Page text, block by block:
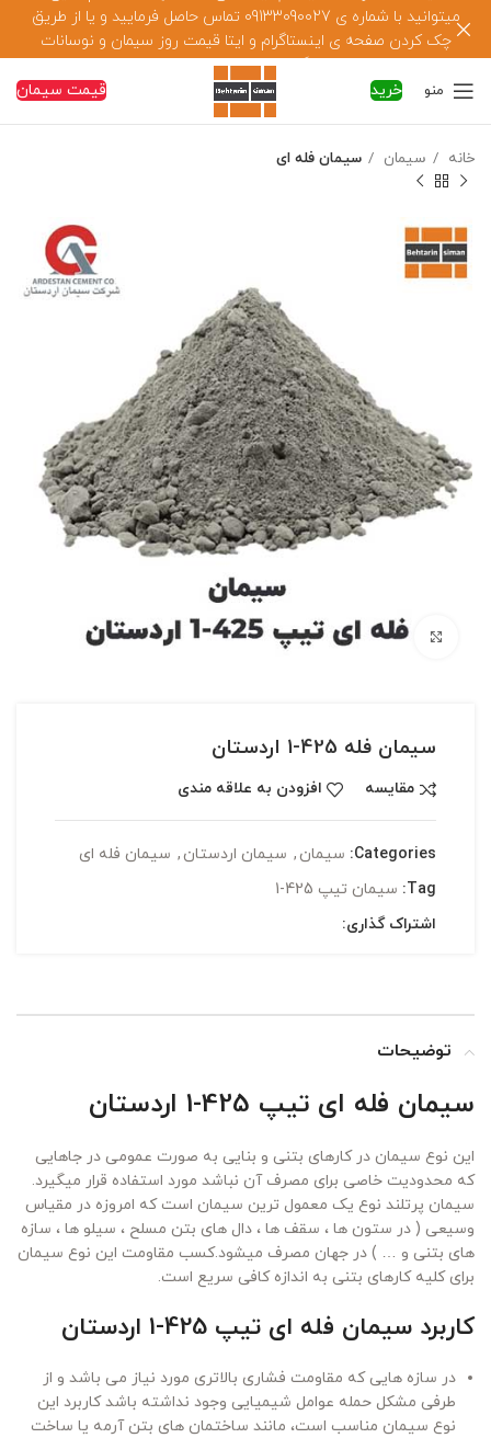
منو خرید قیمت سیمان
خانه سیمان سیمان فله ای
بزرگنمایی تصویر
سیمان فله 425-1 اردستان
مقایسه افزودن به علاقه مندی
Categories: سیمان, سیمان اردستان, سیمان فله ای
Tag: سیمان تیپ 425-1
اشتراک گذاری:
توضیحات
سیمان فله ای تیپ 425-1 اردستان
این نوع سیمان در کارهای بتنی و بنایی به صورت عمومی در جاهایی
که محدودیت خاصی برای مصرف آن نباشد مورد استفاده قرار میگیرد.
سیمان پرتلند نوع یک معمول ترین سیمان است که امروزه در مقیاس
وسیعی ( در ستون ها ، سقف ها ، دال های بتن مسلح ، سیلو ها ، سازه
های بتنی و … ) در جهان مصرف میشود.کسب مقاومت این نوع سیمان
برای کلیه کارهای بتنی به اندازه کافی سریع است.
کاربرد سیمان فله ای تیپ 425-1 اردستان
در سازه هایی که مقاومت فشاری بالاتری مورد نیاز می باشد و از
طرفی مشکل حمله عوامل شیمیایی وجود نداشته باشد کاربرد این
نوع سیمان مناسب است، مانند ساختمان های بتن آرمه یا ساخت
میتوانید با شماره ی 09133090027 تماس حاصل فرمایید و یا از طریق
چک کردن صفحه ی اینستاگرام و ایتا قیمت روز سیمان و نوسانات
هفتگی سیمان را دنبال کنید.